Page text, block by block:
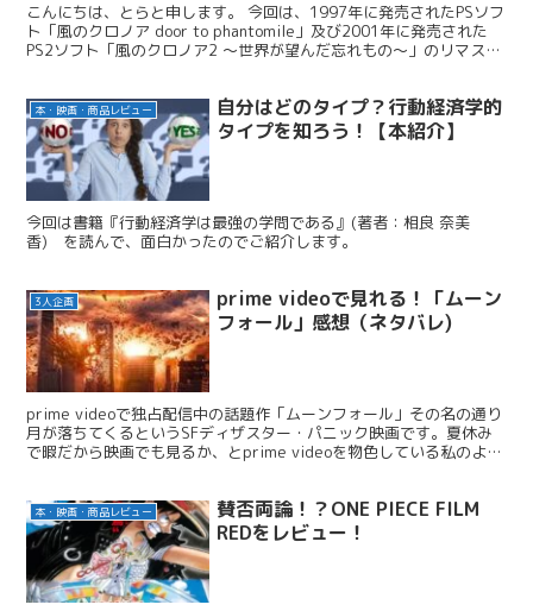
こんにちは、とらと申します。 今回は、1997年に発売されたPSソフ
ト「風のクロノア door to phantomile」及び2001年に発売された
PS2ソフト「風のクロノア2 ～世界が望んだ忘れもの～」のリマスタ
今回は、「風のクロノア door to phantomile」の方を書いていきま
す。 初代との比較をメインに書いていきます。もし同じような心境
の方のお役に立ちましたら幸いです。
本・映画・商品レビュー
自分はどのタイプ？行動経済学的
タイプを知ろう！【本紹介】
今回は書籍『行動経済学は最強の学問である』(著者：相良 奈美
香) を読んで、面白かったのでご紹介します。
3人企画
prime videoで見れる！「ムーン
フォール」感想（ネタバレ)
prime videoで独占配信中の話題作「ムーンフォール」その名の通り
月が落ちてくるというSFディザスター・パニック映画です。夏休み
で暇だから映画でも見るか、とprime videoを物色している私のよう
本・映画・商品レビュー
賛否両論！？ONE PIECE FILM
REDをレビュー！